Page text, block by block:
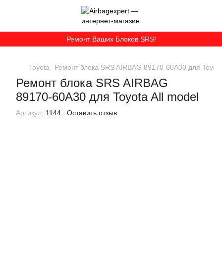
Ремонт Ваших Блоков SRS!
Toyota Ремонт блока SRS AIRBAG 89170-60A30 для
Ремонт блока SRS AIRBAG
89170-60A30 для Toyota All model
Артикул: 1144 Оставить отзыв